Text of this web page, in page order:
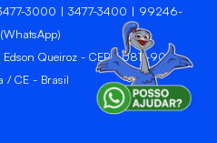
3477-3000 | 3477-3400 | 99246-
Edson Queiroz - CEP 60811-905 -
/ CE - Brasil